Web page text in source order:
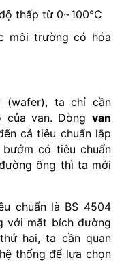
thấp từ 0~100°C
môi trường có hóa
(wafer), ta chỉ cần
van. Dòng van
cả tiêu chuẩn lắp
có tiêu chuẩn
ống thì ta mới
chuẩn là BS 4504
với mặt bích đường
hai, ta cần quan
thống để lựa chọn